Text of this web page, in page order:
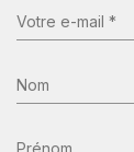
E-
mail
Nom
*
Prénom